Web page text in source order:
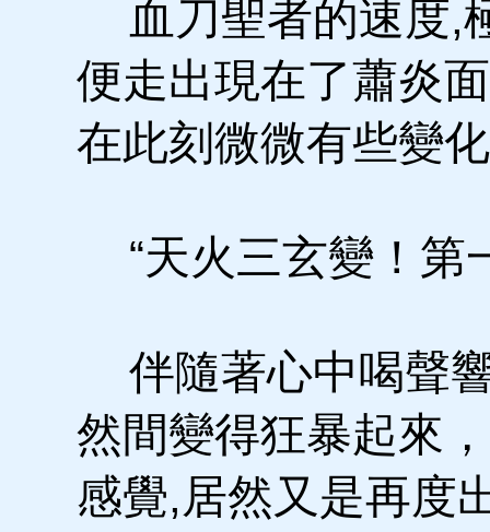
血刀聖者的速度,
便走出現在了蕭炎
在此刻微微有些變
“天火三玄變！第
伴隨著心中喝聲
然間變得狂暴起來
感覺,居然又是再度